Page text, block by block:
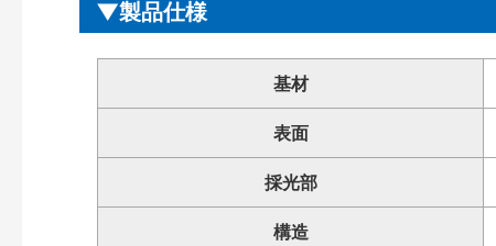
製品仕様
基材
表面
採光部
構造